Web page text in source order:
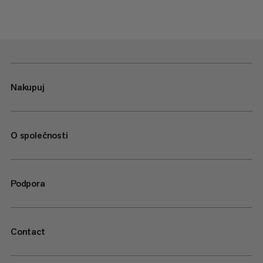
Nakupuj
O společnosti
Podpora
Contact